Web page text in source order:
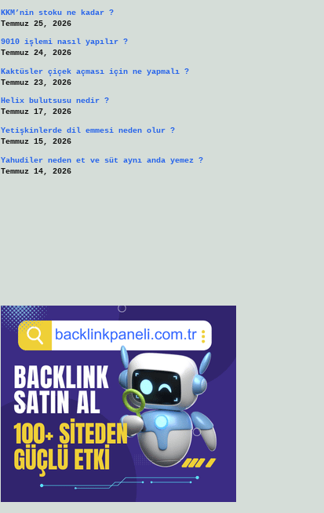
KKM’nin stoku ne kadar ?
Temmuz 25, 2026
9010 işlemi nasıl yapılır ?
Temmuz 24, 2026
Kaktüsler çiçek açması için ne yapmalı ?
Temmuz 23, 2026
Helix bulutsusu nedir ?
Temmuz 17, 2026
Yetişkinlerde dil emmesi neden olur ?
Temmuz 15, 2026
Yahudiler neden et ve süt aynı anda yemez ?
Temmuz 14, 2026